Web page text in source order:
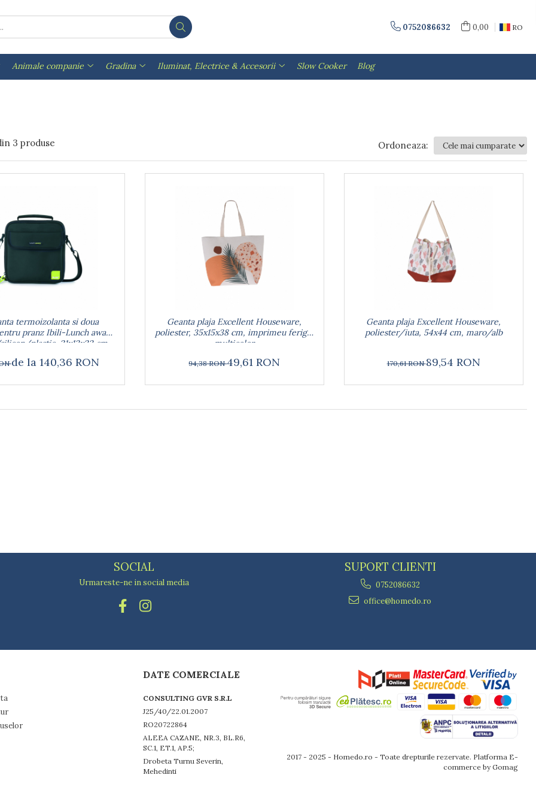
0752086632 0,00 RO
Animale companie Gradina Iluminat, Electrice & Accesorii Slow Cooker Blog
3 produse Ordoneaza:
termoizolanta si doua
pranz Ibili-Lunch away,
plastic, 21x12x22 cm,
de la 140,36 RON
Geanta plaja Excellent Houseware,
poliester, 35x15x38 cm, imprimeu feriga,
multicolor
94,38 RON49,61 RON
Geanta plaja Excellent Houseware,
poliester/iuta, 54x44 cm, maro/alb
170,61 RON89,54 RON
SOCIAL
Urmareste-ne in social media
SUPORT CLIENTI
0752086632
office@homedo.ro
DATE COMERCIALE
CONSULTING GVR S.R.L
J25/40/22.01.2007
RO20722864
ALEEA CAZANE, NR.3, BL.R6,
SC.1, ET.1, AP.5;
Drobeta Turnu Severin,
Mehedinti
2017 - 2025 - Homedo.ro - Toate drepturile rezervate. Platforma E-
commerce by Gomag